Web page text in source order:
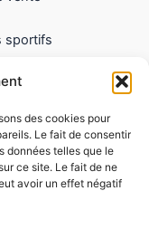
des cookies pour
Le fait de consentir
données telles que le
ce site. Le fait de ne
avoir un effet négatif
sportifs